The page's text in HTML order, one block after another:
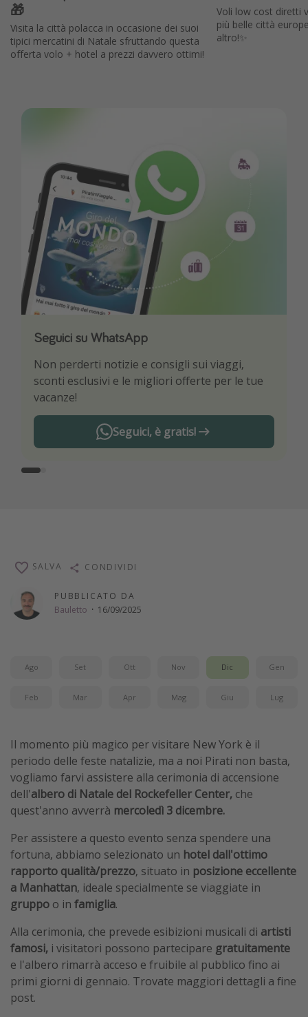
🎁
Visita la città polacca in occasione dei suoi
tipici mercatini di Natale sfruttando questa
offerta volo + hotel a prezzi davvero ottimi!
Voli low cost diretti
più belle città
altro!✨
Seguici su WhatsApp
Non perderti notizie e consigli sui viaggi,
sconti esclusivi e le migliori offerte per le tue
vacanze!
Seguici, è gratis!
Scarica la nostra App
Sii il primo a conoscere le migliori offerte di
viaggio
PUBBLICATO DA
Bauletto · 16/09/2025
SALVA CONDIVIDI
Ago Set Ott Nov Dic Gen
Feb Mar Apr Mag Giu Lug
Il momento più magico per visitare New York è il
periodo delle feste natalizie, ma a noi Pirati non basta,
vogliamo farvi assistere alla cerimonia di accensione
dell'albero di Natale del Rockefeller Center, che
quest'anno avverrà mercoledì 3 dicembre.
Per assistere a questo evento senza spendere una
fortuna, abbiamo selezionato un hotel dall'ottimo
rapporto qualità/prezzo, situato in posizione eccellente
a Manhattan, ideale specialmente se viaggiate in
gruppo o in famiglia.
Alla cerimonia, che prevede esibizioni musicali di artisti
famosi, i visitatori possono partecipare gratuitamente
e l'albero rimarrà acceso e fruibile al pubblico fino ai
primi giorni di gennaio. Trovate maggiori dettagli a fine
post.